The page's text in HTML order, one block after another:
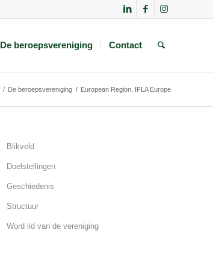
De beroepsvereniging Contact
/ De beroepsvereniging / European Region, IFLA Europe
Blikveld
Doelstellingen
Geschiedenis
Structuur
Word lid van de vereniging